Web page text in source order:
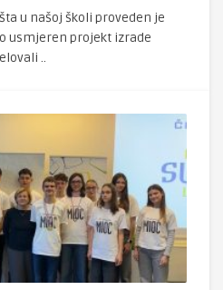
u našoj školi proveden je
usmjeren projekt izrade
..